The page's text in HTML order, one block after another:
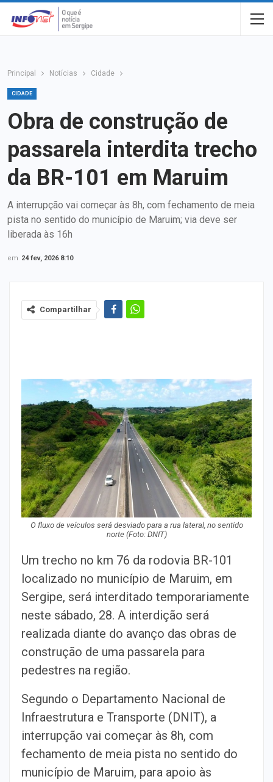
Principal Notícias Cidade
CIDADE
Obra de construção de
passarela interdita trecho
da BR-101 em Maruim
A interrupção vai começar às 8h, com fechamento de meia
pista no sentido do município de Maruim; via deve ser
liberada às 16h
em 24 fev, 2026 8:10
Compartilhar
O fluxo de veículos será desviado para a rua lateral, no sentido
norte(Foto: DNIT)
Um trecho no km 76 da rodovia BR-101
localizado no município de Maruim, em
Sergipe, será interditado temporariamente
neste sábado, 28. A interdição será
realizada diante do avanço das obras de
construção de uma passarela para
pedestres na região.
Segundo o Departamento Nacional de
Infraestrutura e Transporte (DNIT), a
interrupção vai começar às 8h, com
fechamento de meia pista no sentido do
município de Maruim, para apoio às